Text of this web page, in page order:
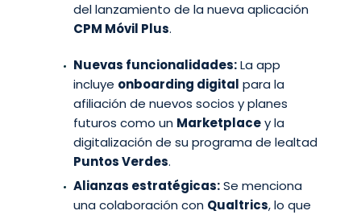
del lanzamiento de la nueva aplicación
CPM Móvil Plus.
Nuevas funcionalidades:La app
incluye onboarding digital para la
afiliación de nuevos socios y planes
futuros como un Marketplacey la
digitalización de su programa de lealtad
Puntos Verdes.
Alianzas estratégicas:Se menciona
una colaboración con Qualtrics, lo que